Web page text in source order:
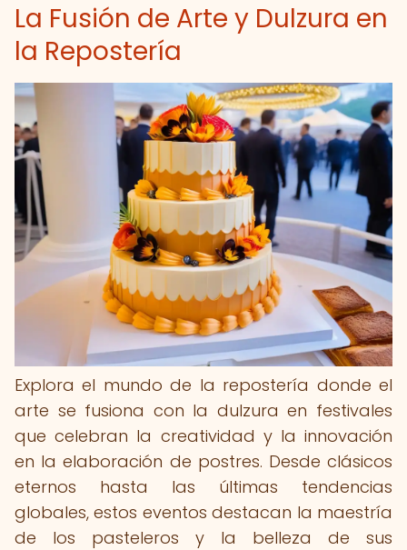
La Fusión de Arte y Dulzura en
la Repostería
Explora el mundo de la repostería donde el
arte se fusiona con la dulzura en festivales
que celebran la creatividad y la innovación
en la elaboración de postres. Desde clásicos
eternos hasta las últimas tendencias
globales, estos eventos destacan la maestría
de los pasteleros y la belleza de sus